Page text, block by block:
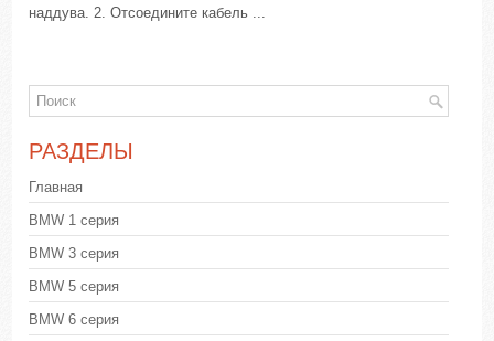
наддува. 2. Отсоедините кабель ...
РАЗДЕЛЫ
Главная
BMW 1 серия
BMW 3 серия
BMW 5 серия
BMW 6 серия